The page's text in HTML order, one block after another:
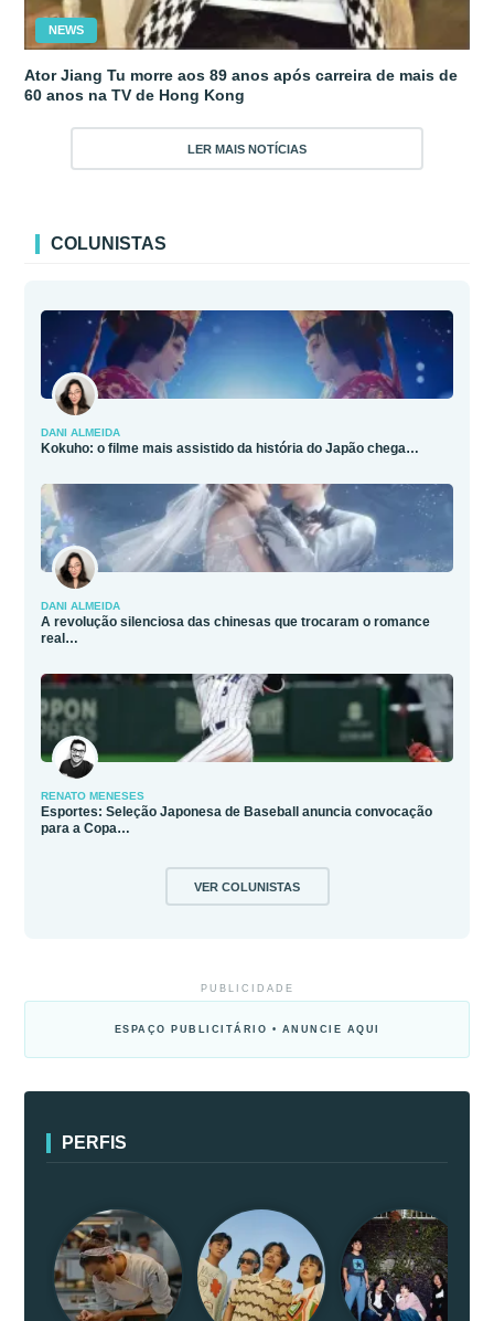
NEWS
Ator Jiang Tu morre aos 89 anos após carreira de mais de
60 anos na TV de Hong Kong
LER MAIS NOTÍCIAS
COLUNISTAS
DANI ALMEIDA
Kokuho: o filme mais assistido da história do Japão chega…
DANI ALMEIDA
A revolução silenciosa das chinesas que trocaram o romance
real…
RENATO MENESES
Esportes: Seleção Japonesa de Baseball anuncia convocação
para a Copa…
VER COLUNISTAS
PUBLICIDADE
ESPAÇO PUBLICITÁRIO • ANUNCIE AQUI
PERFIS